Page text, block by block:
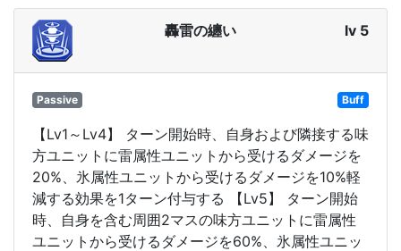
轟雷の纏い lv 5
Passive Buff
【Lv1～Lv4】 ターン開始時、自身および隣接する味
方ユニットに雷属性ユニットから受けるダメージを
20%、氷属性ユニットから受けるダメージを10%軽
減する効果を1ターン付与する 【Lv5】 ターン開始
時、自身を含む周囲2マスの味方ユニットに雷属性
ユニットから受けるダメージを60%、氷属性ユニッ